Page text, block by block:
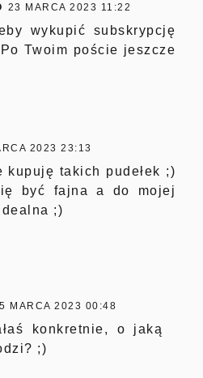
23 MARCA 2023 11:22
wykupić subskrypcję
Twoim poście jeszcze
2023 23:13
kupuję takich pudełek ;)
być fajna a do mojej
;)
MARCA 2023 00:48
konkretnie, o jaką
;)